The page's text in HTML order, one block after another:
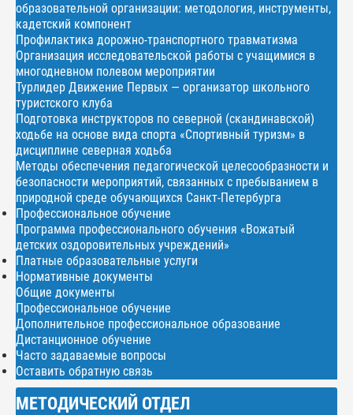
образовательной организации: методология, инструменты,
кадетский компонент
Профилактика дорожно-транспортного травматизма
Организация исследовательской работы с учащимися в
многодневном полевом мероприятии
Турлидер Движение Первых — организатор школьного
туристского клуба
Подготовка инструкторов по северной (скандинавской)
ходьбе на основе вида спорта «Спортивный туризм» в
дисциплине северная ходьба
Методы обеспечения педагогической целесообразности и
безопасности мероприятий, связанных с пребыванием в
природной среде обучающихся Санкт-Петербурга
Профессиональное обучение
Программа профессионального обучения «Вожатый
детских оздоровительных учреждений»
Платные образовательные услуги
Нормативные документы
Общие документы
Профессиональное обучение
Дополнительное профессиональное образование
Дистанционное обучение
Часто задаваемые вопросы
Оставить обратную связь
МЕТОДИЧЕСКИЙ ОТДЕЛ